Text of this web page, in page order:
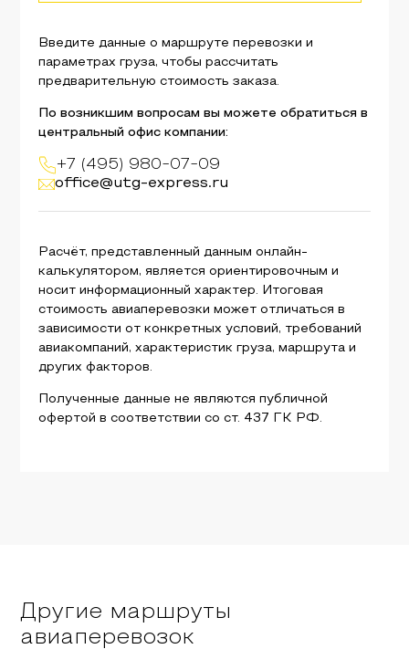
Введите данные о маршруте перевозки и
параметрах груза, чтобы рассчитать
предварительную стоимость заказа.
По возникшим вопросам вы можете обратиться в
центральный офис компании:
+7 (495) 980-07-09
office@utg-express.ru
Расчёт, представленный данным онлайн-
калькулятором, является ориентировочным и
носит информационный характер. Итоговая
стоимость авиаперевозки может отличаться в
зависимости от конкретных условий, требований
авиакомпаний, характеристик груза, маршрута и
других факторов.
Полученные данные не являются публичной
офертой в соответствии со ст. 437 ГК РФ.
Другие маршруты
авиаперевозок